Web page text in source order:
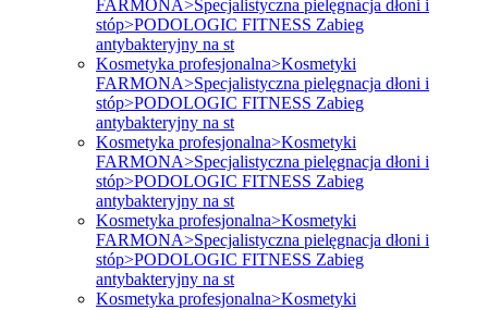
FARMONA>Specjalistyczna pielęgnacja dłoni i
stóp>PODOLOGIC FITNESS Zabieg
antybakteryjny na st
Kosmetyka profesjonalna>Kosmetyki
FARMONA>Specjalistyczna pielęgnacja dłoni i
stóp>PODOLOGIC FITNESS Zabieg
antybakteryjny na st
Kosmetyka profesjonalna>Kosmetyki
FARMONA>Specjalistyczna pielęgnacja dłoni i
stóp>PODOLOGIC FITNESS Zabieg
antybakteryjny na st
Kosmetyka profesjonalna>Kosmetyki
FARMONA>Specjalistyczna pielęgnacja dłoni i
stóp>PODOLOGIC FITNESS Zabieg
antybakteryjny na st
Kosmetyka profesjonalna>Kosmetyki